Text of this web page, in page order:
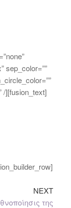
sep_color=””
/][fusion_text]
NEXT
της